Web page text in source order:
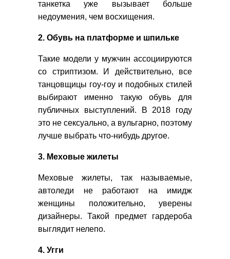
танкетка уже вызывает больше
недоумения, чем восхищения.
2. Обувь на платформе и шпильке
Такие модели у мужчин ассоциируются
со стриптизом. И действительно, все
танцовщицы гоу-гоу и подобных стилей
выбирают именно такую обувь для
публичных выступлений. В 2018 году
это не сексуально, а вульгарно, поэтому
лучше выбрать что-нибудь другое.
3. Меховые жилеты
Меховые жилеты, так называемые,
автоледи не работают на имидж
женщины положительно, уверены
дизайнеры. Такой предмет гардероба
выглядит нелепо.
4. Угги